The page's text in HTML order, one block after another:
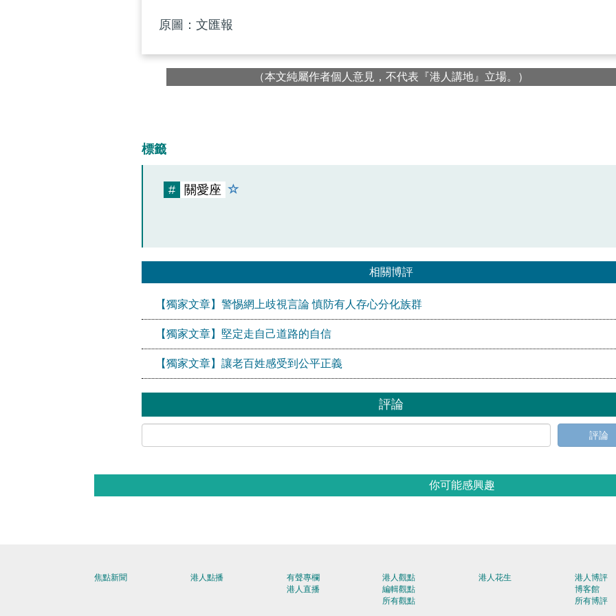
原圖：文匯報
（本文純屬作者個人意見，不代表『港人講地』立場。）
標籤
# 關愛座
相關博評
【獨家文章】警惕網上歧視言論 慎防有人存心分化族群
【獨家文章】堅定走自己道路的自信
【獨家文章】讓老百姓感受到公平正義
評論
評論
你可能感興趣
焦點新聞 港人點播
有聲專欄
港人直播
港人觀點
編輯觀點
所有觀點
港人花生
港人博評
博客館
所有博評